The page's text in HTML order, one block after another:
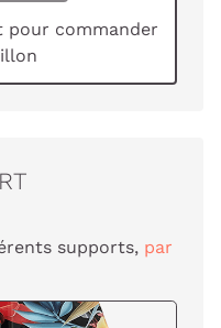
pour commander
supports, par